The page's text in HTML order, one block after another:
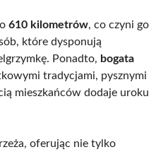
610 kilometrów, co czyni go
które dysponują
Ponadto, bogata
tradycjami, pysznymi
mieszkańców dodaje uroku
oferując nie tylko